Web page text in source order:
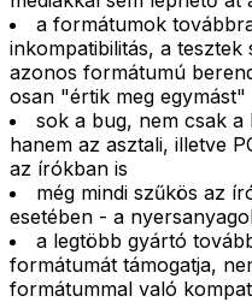
a formátumok
inkompatibilitás, a
azonos formátumú
osan "értik meg egymást"
sok a bug, nem csak a
hanem az asztali, illetve
az írókban is
még mindi szűkös az
esetében - a
a legtöbb gyártó
formátumát támogatja,
formátummal való